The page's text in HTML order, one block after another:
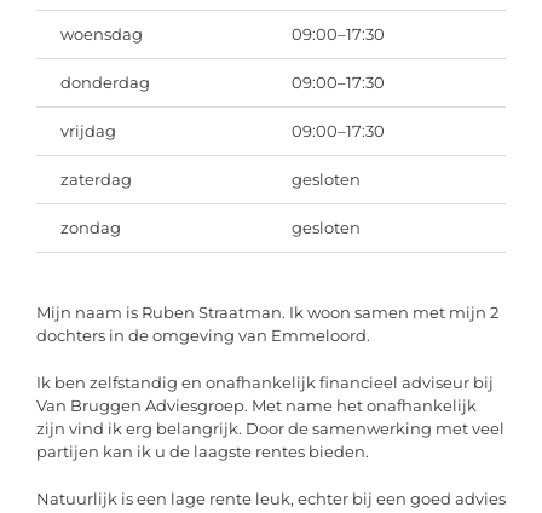
woensdag 09:00–17:30
donderdag 09:00–17:30
vrijdag 09:00–17:30
zaterdag gesloten
zondag gesloten
Mijn naam is Ruben Straatman. Ik woon samen met mijn 2
dochters in de omgeving van Emmeloord.
Ik ben zelfstandig en onafhankelijk financieel adviseur bij
Van Bruggen Adviesgroep. Met name het onafhankelijk
zijn vind ik erg belangrijk. Door de samenwerking met veel
partijen kan ik u de laagste rentes bieden.
Natuurlijk is een lage rente leuk, echter bij een goed advies